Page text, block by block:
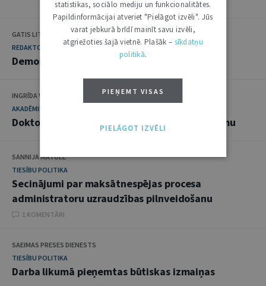
GATIS LITVINS
REDAKTORA SLEJA
Demokrātija tiesas rokās
INGRĪDA VEIKŠA
AKADĒMISKĀ DZĪVE
Doktora grāds par valsts apbalvojumu pētījumu
SANNIJA MATULE
TIESĪBU POLITIKA
Secinājumi par maksātnespējas procesa
administratoru uzraudzības pilnveidošanu
1 KOMENTĀRI
SAEIMAS PRESES DIENESTS
TIESĪBU POLITIKA
Darba likumā pieņemtas būtiskas izmaiņas
statistikas, sociālo mediju un funkcionalitātes.
Papildinformācijai atveriet "Pielāgot izvēli". Jūs
varat jebkurā brīdī mainīt savu izvēli,
atgriežoties šajā vietnē. Plašāk – sīkdatņu
politikā.
PIEŅEMT VISAS
PIELĀGOT IZVĒLI